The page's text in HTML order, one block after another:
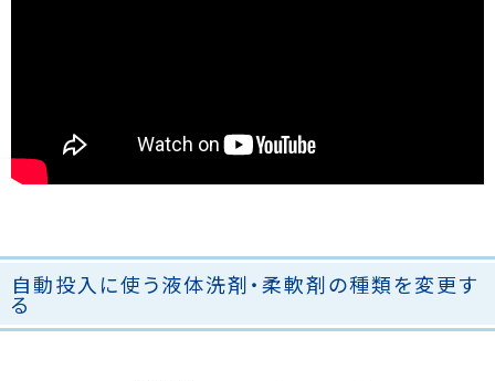
自動投入に使う液体洗剤・柔軟剤の種類を変更す
る